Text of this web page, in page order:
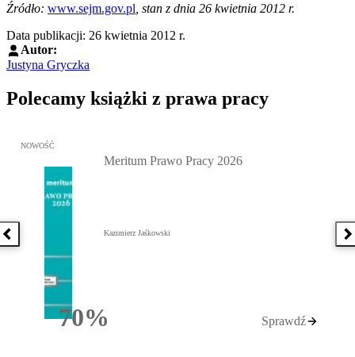
Źródło: www.sejm.gov.pl , stan z dnia 26 kwietnia 2012 r.
Data publikacji: 26 kwietnia 2012 r.
Autor:
Justyna Gryczka
Polecamy książki z prawa pracy
Poprzednia książka
Przejdź do: Meritum Prawo Pracy 2026, Kazimierz Jaśkowski -
NOWOŚĆ
70%Rabatu
Meritum Prawo Pracy 2026
Kazimierz Jaśkowski
Sprawdź